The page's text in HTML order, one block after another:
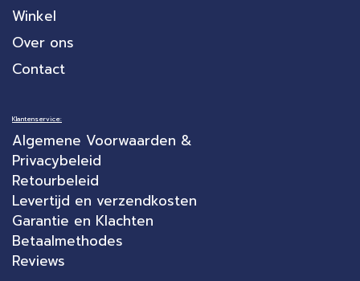
Winkel
Over ons
Contact
Klantenservice:
Algemene Voorwaarden &
Privacybeleid
Retourbeleid
Levertijd en verzendkosten
Garantie en Klachten
Betaalmethodes
Reviews